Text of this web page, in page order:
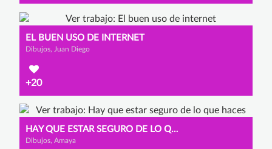
EL BUEN USO DE INTERNET
Dibujos, Juan Diego
+20
HAY QUE ESTAR SEGURO DE LO QUE HACES
Dibujos, Amaya